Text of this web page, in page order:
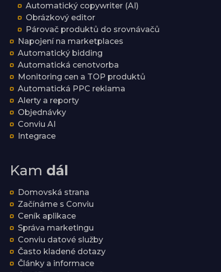
Automatický copywriter (AI)
Obrázkový editor
Párovač produktů do srovnávačů
Napojení na marketplaces
Automatický bidding
Automatická cenotvorba
Monitoring cen a TOP produktů
Automatická PPC reklama
Alerty a reporty
Objednávky
Conviu AI
Integrace
Kam dál
Domovská strana
Začínáme s Conviu
Ceník aplikace
Správa marketingu
Conviu datové služby
Často kladené dotazy
Články a informace